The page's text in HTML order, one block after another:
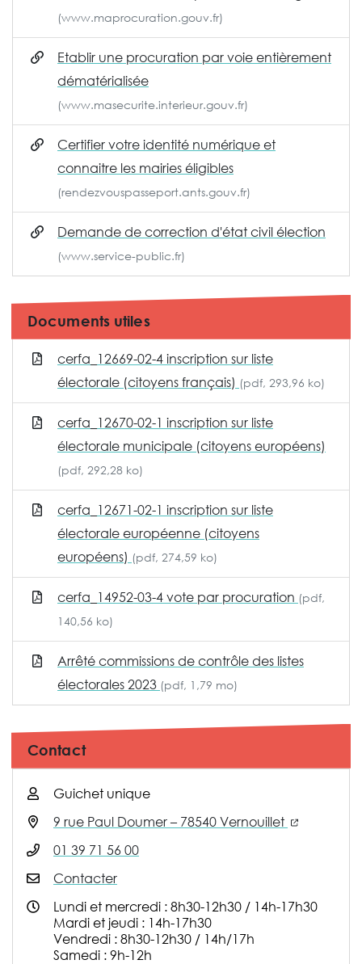
(www.maprocuration.gouv.fr)
Etablir une procuration par voie entièrement
dématérialisée
(www.masecurite.interieur.gouv.fr)
Certifier votre identité numérique et
connaitre les mairies éligibles
(rendezvouspasseport.ants.gouv.fr)
Demande de correction d'état civil élection
(www.service-public.fr)
Documents utiles
cerfa_12669-02-4 inscription sur liste
électorale (citoyens français) (pdf, 293,96 ko)
cerfa_12670-02-1 inscription sur liste
électorale municipale (citoyens européens)
(pdf, 292,28 ko)
cerfa_12671-02-1 inscription sur liste
électorale européenne (citoyens
européens) (pdf, 274,59 ko)
cerfa_14952-03-4 vote par procuration (pdf,
140,56 ko)
Arrêté commissions de contrôle des listes
électorales 2023 (pdf, 1,79 mo)
Contact
Guichet unique
9 rue Paul Doumer – 78540 Vernouillet
(nouvelle
01 39 71 56 00
Contacter
Lundi et mercredi : 8h30-12h30 / 14h-17h30
Mardi et jeudi : 14h-17h30
Vendredi : 8h30-12h30 / 14h/17h
Samedi : 9h-12h